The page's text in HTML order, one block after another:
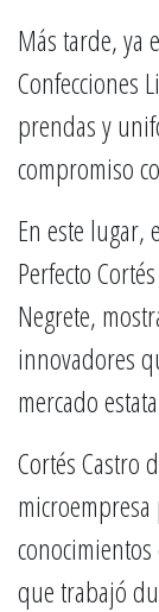
Más tarde, ya
Confecciones
prendas y
compromiso
En este
Perfecto
Negrete,
innovadores
mercado
Cortés Castro
que trabajó